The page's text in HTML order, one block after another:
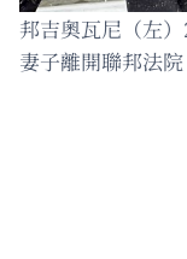
邦吉奧瓦尼（左
妻子離開聯邦法